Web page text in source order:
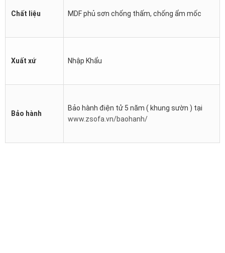
Chất liệu MDF phủ sơn chống thấm, chống ẩm mốc
Xuất xứ Nhập Khẩu
Bảo hành
Bảo hành điện tử 5 năm ( khung sườn ) tại
www.zsofa.vn/baohanh/